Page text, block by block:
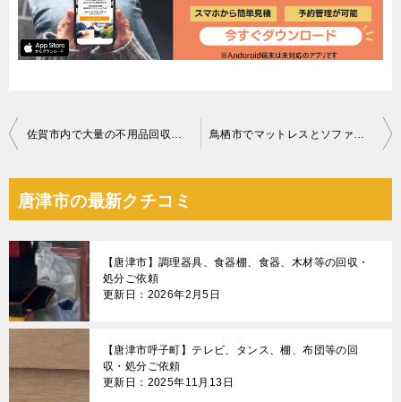
投
ナ
ビ
ゲ
シ
ョ
佐賀市内で大量の不用品回収にお伺いしました。 鳥栖市でマットレスとソファーの回収にお伺いしました。
唐津市の最新クチコミ
【唐津市】調理器具、食器棚、食器、木材等の回収・
処分ご依頼
更新日：2026年2月5日
【唐津市呼子町】テレビ、タンス、棚、布団等の回
収・処分ご依頼
更新日：2025年11月13日